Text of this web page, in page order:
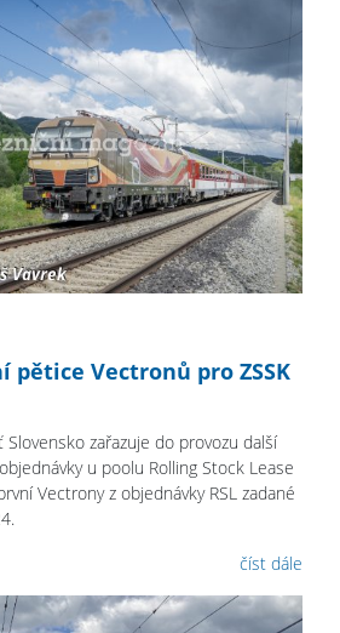
pětice Vectronů pro ZSSK
zařazuje do provozu další
u poolu Rolling Stock Lease
Vectrony z objednávky RSL zadané
číst dále